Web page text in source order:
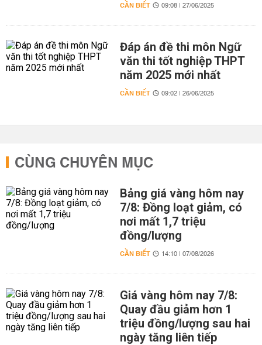
CẦN BIẾT 09:08 | 27/06/2025
Đáp án đề thi môn Ngữ
văn thi tốt nghiệp THPT
năm 2025 mới nhất
CẦN BIẾT 09:02 | 26/06/2025
CÙNG CHUYÊN MỤC
Bảng giá vàng hôm nay
7/8: Đồng loạt giảm, có
nơi mất 1,7 triệu
đồng/lượng
CẦN BIẾT 14:10 | 07/08/2026
Giá vàng hôm nay 7/8:
Quay đầu giảm hơn 1
triệu đồng/lượng sau hai
ngày tăng liên tiếp